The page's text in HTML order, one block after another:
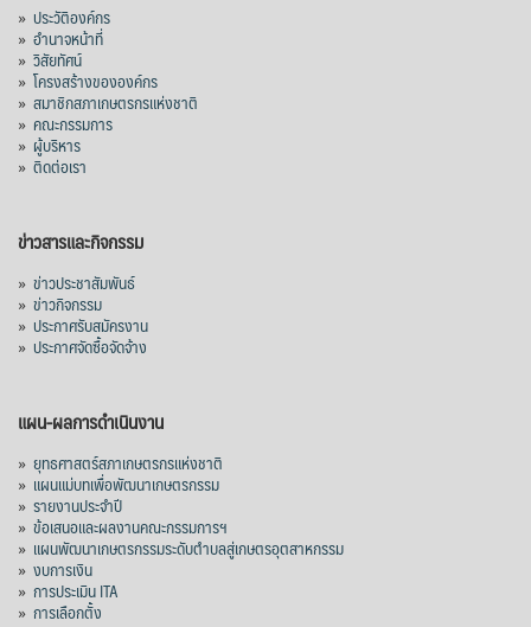
» ประวัติองค์กร
» อำนาจหน้าที่
» วิสัยทัศน์
» โครงสร้างขององค์กร
» สมาชิกสภาเกษตรกรแห่งชาติ
» คณะกรรมการ
» ผู้บริหาร
» ติดต่อเรา
ข่าวสารและกิจกรรม
» ข่าวประชาสัมพันธ์
» ข่าวกิจกรรม
» ประกาศรับสมัครงาน
» ประกาศจัดซื้อจัดจ้าง
แผน-ผลการดำเนินงาน
» ยุทธศาสตร์สภาเกษตรกรแห่งชาติ
» แผนแม่บทเพื่อพัฒนาเกษตรกรรม
» รายงานประจำปี
» ข้อเสนอและผลงานคณะกรรมการฯ
» แผนพัฒนาเกษตรกรรมระดับตำบลสู่เกษตรอุตสาหกรรม
» งบการเงิน
» การประเมิน ITA
» การเลือกตั้ง